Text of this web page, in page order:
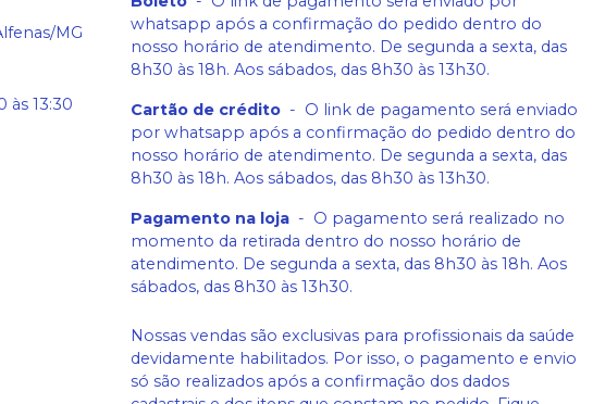
MG
às 13:30
whatsapp após a confirmação do pedido dentro do
nosso horário de atendimento. De segunda a sexta, das
8h30 às 18h. Aos sábados, das 8h30 às 13h30.
Cartão de crédito - O link de pagamento será enviado
por whatsapp após a confirmação do pedido dentro do
nosso horário de atendimento. De segunda a sexta, das
8h30 às 18h. Aos sábados, das 8h30 às 13h30.
Pagamento na loja - O pagamento será realizado no
momento da retirada dentro do nosso horário de
atendimento. De segunda a sexta, das 8h30 às 18h. Aos
sábados, das 8h30 às 13h30.
Nossas vendas são exclusivas para profissionais da saúde
devidamente habilitados. Por isso, o pagamento e envio
só são realizados após a confirmação dos dados